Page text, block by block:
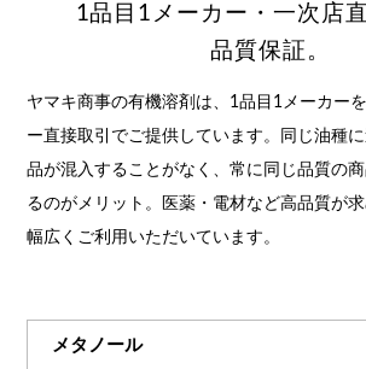
1品目1メーカー・一次店
品質保証。
ヤマキ商事の有機溶剤は、1品目1メーカー
ー直接取引でご提供しています。同じ油種
品が混入することがなく、常に同じ品質の
るのがメリット。医薬・電材など高品質が
幅広くご利用いただいています。
メタノール